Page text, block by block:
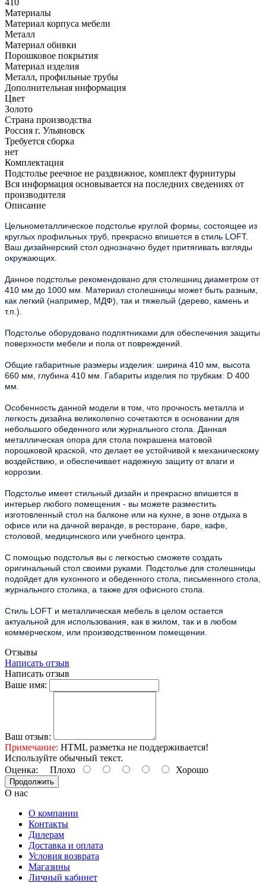
Материалы
Материал корпуса мебели
Металл
Материал обивки
Порошковое покрытия
Материал изделия
Металл, профильные трубы
Дополнительная информация
Цвет
Золото
Страна производства
Россия г. Ульяновск
Требуется сборка
нет
Комплектация
Подстолье реечное не раздвижное, комплект фурнитуры
Вся информация основывается на последних сведениях от
производителя
Описание
Цельнометаллическое подстолье круглой формы, состоящее из
круглых профильных труб, прекрасно впишется в стиль LOFT.
Ваш дизайнерский стол однозначно будет притягивать взгляды
окружающих.
Данное подстолье рекомендовано для столешниц диаметром от
410 мм до 1000 мм. Материал столешницы может быть разным,
как легкий (например, МДФ), так и тяжелый (дерево, камень и
т.п.).
Подстолье оборудовано подпятниками для обеспечения защиты
поверхности мебели и пола от повреждений.
Общие габаритные размеры изделия: ширина 410 мм, высота
660 мм, глубина 410 мм. Габариты изделия по трубкам: D 400
мм.
Особенность данной модели в том, что прочность металла и
легкость дизайна великолепно сочетаются в основании для
небольшого обеденного или журнального стола. Данная
металлическая опора для стола покрашена матовой
порошковой краской, что делает ее устойчивой к механическому
воздействию, и обеспечивает надежную защиту от влаги и
коррозии.
Подстолье имеет стильный дизайн и прекрасно впишется в
интерьер любого помещения - вы можете разместить
изготовленный стол на балконе или на кухне, в зоне отдыха в
офисе или на дачной веранде, в ресторане, баре, кафе,
столовой, медицинского или учебного центра.
С помощью подстолья вы с легкостью сможете создать
оригинальный стол своими руками. Подстолье для столешницы
подойдет для кухонного и обеденного стола, письменного стола,
журнального столика, а также для офисного стола.
Стиль LOFT и металлическая мебель в целом остается
актуальной для использования, как в жилом, так и в любом
коммерческом, или производственном помещении.
Отзывы
Написать отзыв
Написать отзыв
Ваше имя:
Ваш отзыв:
Примечание: HTML разметка не поддерживается!
Используйте обычный текст.
Оценка: Плохо Хорошо
Продолжить
О нас
О компании
Контакты
Дилерам
Доставка и оплата
Условия возврата
Магазины
Личный кабинет